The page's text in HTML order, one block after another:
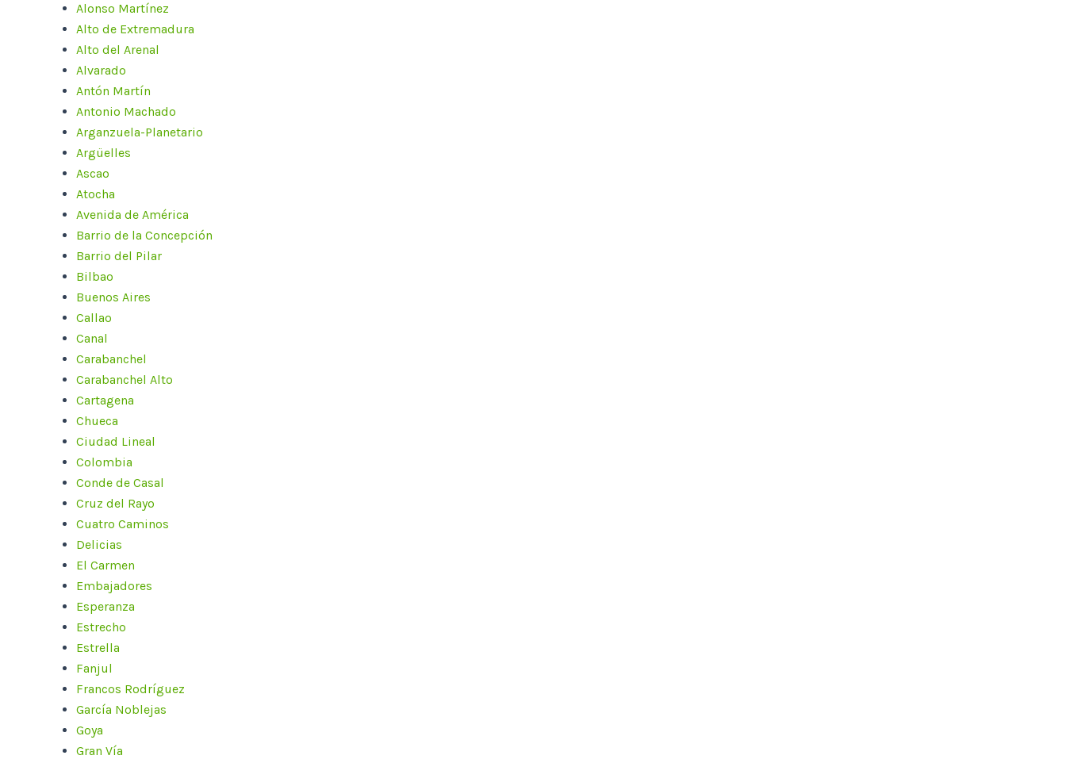
Alonso Martínez
Alto de Extremadura
Alto del Arenal
Alvarado
Antón Martín
Antonio Machado
Arganzuela-Planetario
Argüelles
Ascao
Atocha
Avenida de América
Barrio de la Concepción
Barrio del Pilar
Bilbao
Buenos Aires
Callao
Canal
Carabanchel
Carabanchel Alto
Cartagena
Chueca
Ciudad Lineal
Colombia
Conde de Casal
Cruz del Rayo
Cuatro Caminos
Delicias
El Carmen
Embajadores
Esperanza
Estrecho
Estrella
Fanjul
Francos Rodríguez
García Noblejas
Goya
Gran Vía